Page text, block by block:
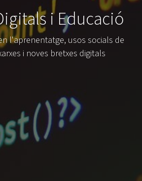
i Educació
l'aprenentatge, usos socials de
i noves bretxes digitals